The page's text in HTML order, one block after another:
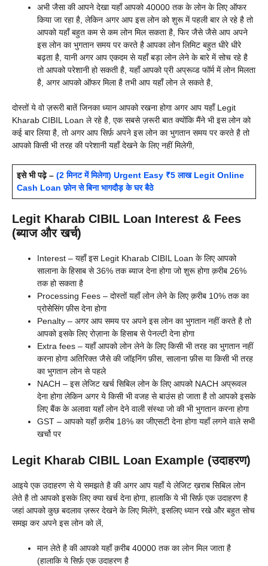
अभी जैसा की आपने देखा यहाँ आपको 40000 तक के लोन के लिए ऑफर
किया जा रहा है, लेकिन अगर आप इस लोन को शुरू में पहली बार ले रहे है तो
आपको यहाँ बहुत कम से कम लोन मिल सकता है, फिर जैसे जैसे आप अपने
इस लोन का भुगतान समय पर करते है आपका लोन लिमिट बहुत धीरे धीरे
बढ़ता है, यानी अगर आप एकदम से यहाँ बड़ा लोन लेने के बारे में सोच रहे है
तो आपको परेशानी हो सकती है, यहाँ आपको प्री अप्रूव्ड फॉर्म में लोन मिलता
है, अगर आपको ऑफर मिला है तभी आप यहाँ लोन ले सकते है,
दोस्तों ये वो ज़रूरी बातें जिनका ध्यान आपको रखना होगा अगर आप यहाँ Legit
Kharab CIBIL Loan ले रहे है, एक सबसे ज़रूरी बात क्योंकि मैंने भी इस लोन को
कई बार लिया है, तो अगर आप सिर्फ़ अपने इस लोन का भुगतान समय पर करते है तो
आपको किसी भी तरह की परेशानी यहाँ देखने के लिए नहीं मिलेगी,
इसे भी पढ़े – (2 मिनट में मिलेगा) Urgent Easy ₹5 लाख Legit Online
Cash Loan फ़ोन से बिना भागदौड़ के घर बैठे
Legit Kharab CIBIL Loan Interest & Fees
(ब्याज और खर्च)
Interest – यहाँ इस Legit Kharab CIBIL Loan के लिए आपको
सालाना के हिसाब से 36% तक ब्याज देना होगा जो शुरू होगा क़रीब 26%
तक हो सकता है
Processing Fees – दोस्तों यहाँ लोन लेने के लिए क़रीब 10% तक का
प्रोसेसिंग फ़ीस देना होगा
Penalty – अगर आप समय पर अपने इस लोन का भुगतान नहीं करते है तो
आपको इसके लिए रोज़ाना के हिसाब से पेनल्टी देना होगा
Extra fees – यहाँ आपको लोन लेने के लिए किसी भी तरह का भुगतान नहीं
करना होगा अतिरिक्त जैसे की जॉइनिंग फ़ीस, सालाना फ़ीस या किसी भी तरह
का भुगतान लोन से पहले
NACH – इस लेजिट खर्च सिबिल लोन के लिए आपको NACH अप्रूवल
देना होगा लेकिन अगर ये किसी भी वजह से बाउंस हो जाता है तो आपको इसके
लिए बैंक के अलावा यहाँ लोन देने वाली संस्था जो की भी भुगतान करना होगा
GST – आपको यहाँ क़रीब 18% का जीएसटी देना होगा यहाँ लगने वाले सभी
खर्चो पर
Legit Kharab CIBIL Loan Example (उदाहरण)
आइये एक उदाहरण से ये समझते है की अगर आप यहाँ ये लेजिट ख़राब सिबिल लोन
लेते है तो आपको इसके लिए क्या खर्च देना होगा, हालाकि ये भी सिर्फ़ एक उदाहरण है
जहां आपको कुछ बदलाव ज़रूर देखने के लिए मिलेंगे, इसलिए ध्यान रखे और बहुत सोच
समझ कर अपने इस लोन को लें,
मान लेते है की आपको यहाँ क़रीब 40000 तक का लोन मिल जाता है
(हालाकि ये सिर्फ़ एक उदाहरण है